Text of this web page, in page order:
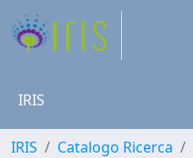
IRIS
IRIS Catalogo Ricerca